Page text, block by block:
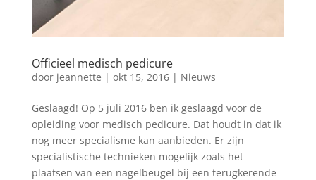
Officieel medisch pedicure
door jeannette | okt 15, 2016| Nieuws
Geslaagd! Op 5 juli 2016 ben ik geslaagd voor de
opleiding voor medisch pedicure. Dat houdt in dat ik
nog meer specialisme kan aanbieden. Er zijn
specialistische technieken mogelijk zoals het
plaatsen van een nagelbeugel bij een terugkerende